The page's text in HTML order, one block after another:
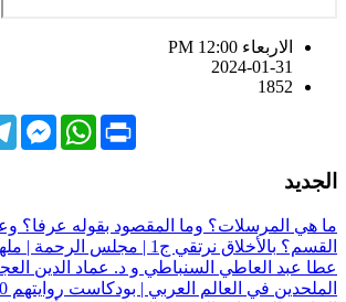
الاربعاء PM 12:00
2024-01-31
1852
FacebookWhatsApp Print
هي المرسلات؟ وما المقصود بقوله عرفا؟
بالأخلاق نرتقي ج1 | مجلس
عبد العاطي السنباطي و د. عماد الدين